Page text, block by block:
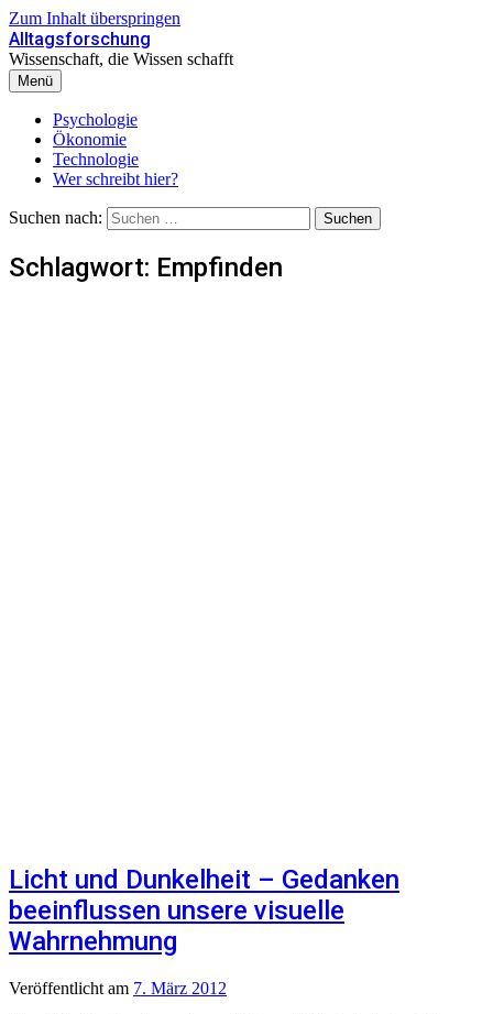
Zum Inhalt überspringen
Alltagsforschung
Wissenschaft, die Wissen schafft
Menü
Psychologie
Ökonomie
Technologie
Wer schreibt hier?
Suchen nach:
Schlagwort: Empfinden
Licht und Dunkelheit – Gedanken
beeinflussen unsere visuelle
Wahrnehmung
Veröffentlicht am 7. März 2012